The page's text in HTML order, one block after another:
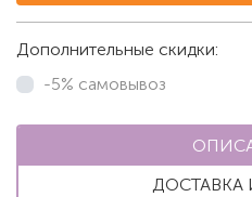
Дополнительные скидки:
-5% самовывоз
ДОСТАВКА